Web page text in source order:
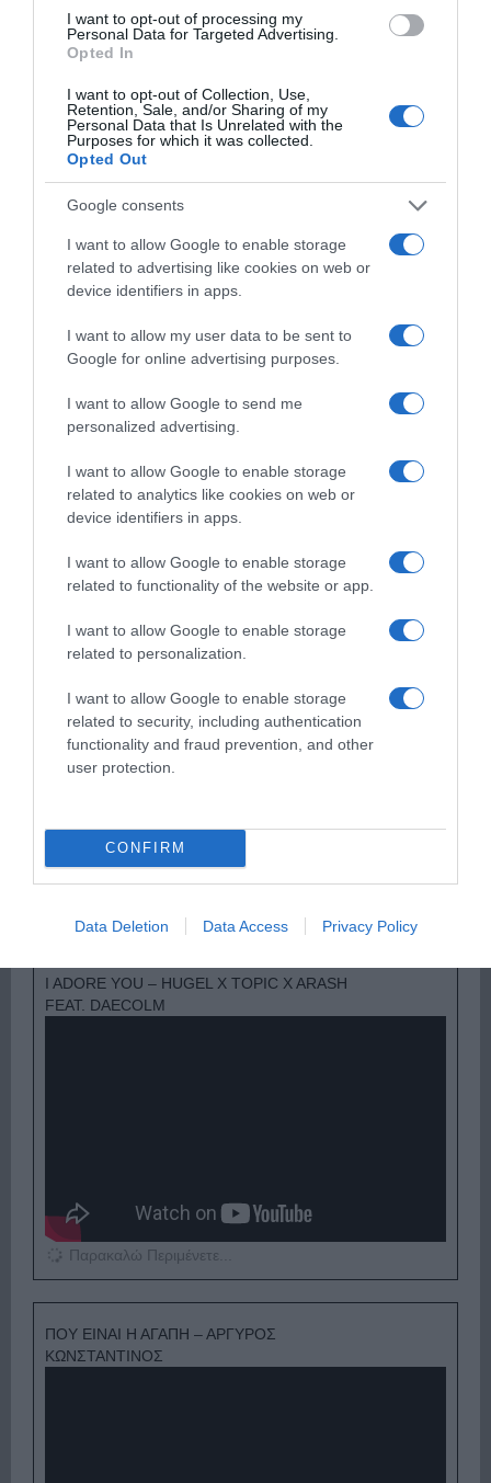
I want to opt-out of processing my
Personal Data for Targeted Advertising.
Opted In
I want to opt-out of Collection, Use,
Retention, Sale, and/or Sharing of my
Personal Data that Is Unrelated with the
Purposes for which it was collected.
Opted Out
Google consents
I want to allow Google to enable storage
related to advertising like cookies on web or
device identifiers in apps.
I want to allow my user data to be sent to
Google for online advertising purposes.
I want to allow Google to send me
personalized advertising.
I want to allow Google to enable storage
related to analytics like cookies on web or
device identifiers in apps.
I want to allow Google to enable storage
related to functionality of the website or app.
I want to allow Google to enable storage
related to personalization.
I want to allow Google to enable storage
related to security, including authentication
functionality and fraud prevention, and other
user protection.
CONFIRM
Data Deletion Data Access Privacy Policy
Παρακαλώ Περιμένετε...
Παρακαλώ Περιμένετε...
ΟΠΟΥ ΚΙ ΑΝ ΠΑΣ – ΟΙΚΟΝΟΜΟΠΟΥΛΟΣ
ΝΙΚΟΣ
I ADORE YOU – HUGEL X TOPIC X ARASH
FEAT. DAECOLM
Παρακαλώ Περιμένετε...
ΠΟΥ ΕΙΝΑΙ Η ΑΓΑΠΗ – ΑΡΓΥΡΟΣ
ΚΩΝΣΤΑΝΤΙΝΟΣ